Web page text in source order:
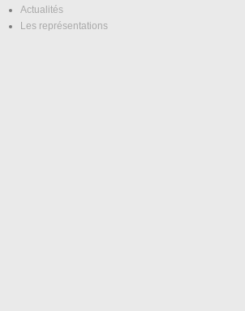
Actualités
Les représentations